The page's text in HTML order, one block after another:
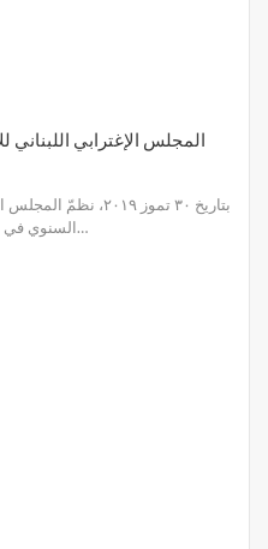
المجلس الإغترابي
بتاريخ ٣٠ تموز
السنوي في…